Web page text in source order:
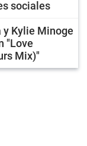
sociales
y Kylie Minoge
"Love
Mix)"